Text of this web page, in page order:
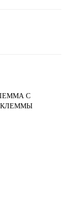
С
КЛЕММЫ